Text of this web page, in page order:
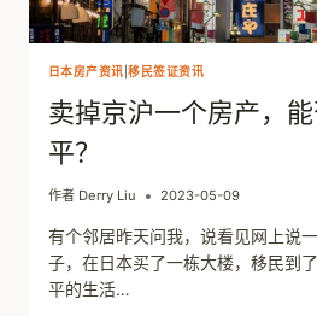
日本房产资讯 |移民签证资讯
卖掉京沪一个房产，
平？
作者 Derry Liu 2023-05-09
有个邻居昨天问我，说看见网上说
子，在日本买了一栋大楼，移民到
平的生活…